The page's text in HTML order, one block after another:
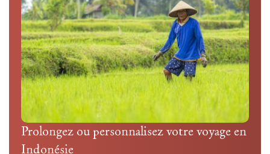
Prolongez ou personnalisez votre voyage en
Indonésie